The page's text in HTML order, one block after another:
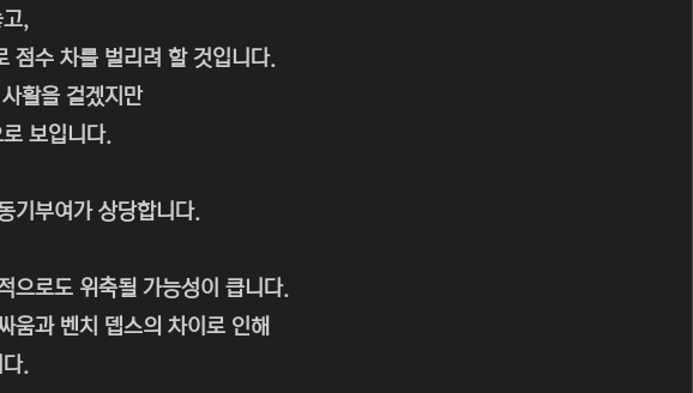
,
점수 차를 벌리려 할 것입니다.
활을 걸겠지만
보입니다.
기부여가 상당합니다.
으로도 위축될 가능성이 큽니다.
움과 벤치 뎁스의 차이로 인해
.